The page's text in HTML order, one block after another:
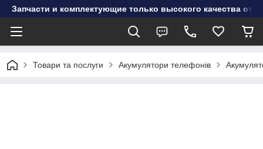
Запчасти и комплектующие только высокого качества от
Товари та послуги Акумулятори телефонів